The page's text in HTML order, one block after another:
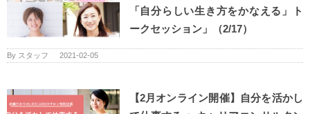
「自分らしい生き方をかなえる」ト
ークセッション」（2/17）
By スタッフ 2021-02-05
【2月オンライン開催】自分を活かし